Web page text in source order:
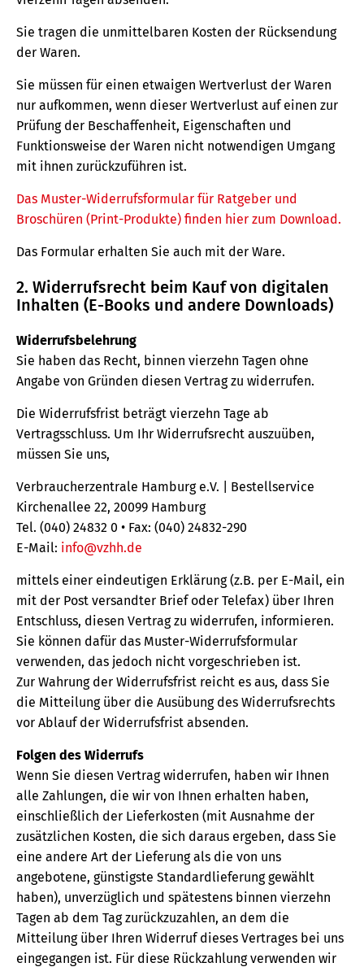
Sie tragen die unmittelbaren Kosten der Rücksendung
der Waren.
Sie müssen für einen etwaigen Wertverlust der Waren
nur aufkommen, wenn dieser Wertverlust auf einen zur
Prüfung der Beschaffenheit, Eigenschaften und
Funktionsweise der Waren nicht notwendigen Umgang
mit ihnen zurückzuführen ist.
Das Muster-Widerrufsformular für Ratgeber und
Broschüren (Print-Produkte) finden hier zum Download.
Das Formular erhalten Sie auch mit der Ware.
2. Widerrufsrecht beim Kauf von digitalen
Inhalten (E-Books und andere Downloads)
Widerrufsbelehrung
Sie haben das Recht, binnen vierzehn Tagen ohne
Angabe von Gründen diesen Vertrag zu widerrufen.
Die Widerrufsfrist beträgt vierzehn Tage ab
Vertragsschluss. Um Ihr Widerrufsrecht auszuüben,
müssen Sie uns,
Verbraucherzentrale Hamburg e.V. | Bestellservice
Kirchenallee 22, 20099 Hamburg
Tel. (040) 24832 0 • Fax: (040) 24832-290
E-Mail: info@vzhh.de
mittels einer eindeutigen Erklärung (z.B. per E-Mail, ein
mit der Post versandter Brief oder Telefax) über Ihren
Entschluss, diesen Vertrag zu widerrufen, informieren.
Sie können dafür das Muster-Widerrufsformular
verwenden, das jedoch nicht vorgeschrieben ist.
Zur Wahrung der Widerrufsfrist reicht es aus, dass Sie
die Mitteilung über die Ausübung des Widerrufsrechts
vor Ablauf der Widerrufsfrist absenden.
Folgen des Widerrufs
Wenn Sie diesen Vertrag widerrufen, haben wir Ihnen
alle Zahlungen, die wir von Ihnen erhalten haben,
einschließlich der Lieferkosten (mit Ausnahme der
zusätzlichen Kosten, die sich daraus ergeben, dass Sie
eine andere Art der Lieferung als die von uns
angebotene, günstigste Standardlieferung gewählt
haben), unverzüglich und spätestens binnen vierzehn
Tagen ab dem Tag zurückzuzahlen, an dem die
Mitteilung über Ihren Widerruf dieses Vertrages bei uns
eingegangen ist. Für diese Rückzahlung verwenden wir